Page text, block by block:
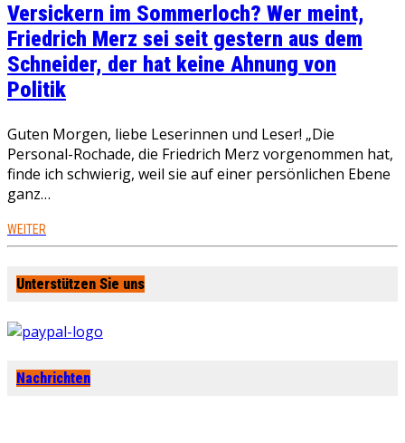
Versickern im Sommerloch? Wer meint,
Friedrich Merz sei seit gestern aus dem
Schneider, der hat keine Ahnung von
Politik
Guten Morgen, liebe Leserinnen und Leser! „Die
Personal-Rochade, die Friedrich Merz vorgenommen hat,
finde ich schwierig, weil sie auf einer persönlichen Ebene
ganz…
WEITER
Unterstützen Sie uns
Nachrichten